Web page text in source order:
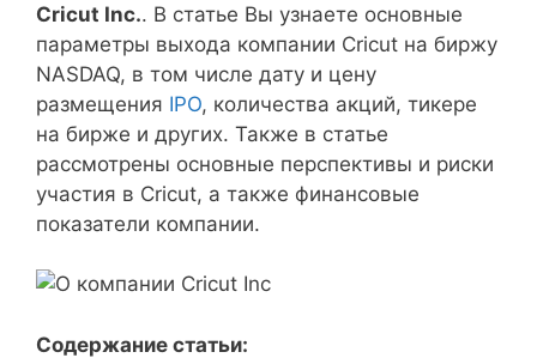
Cricut Inc.. В статье Вы узнаете основные
параметры выхода компании Cricut на биржу
NASDAQ, в том числе дату и цену
размещения IPO, количества акций, тикере
на бирже и других. Также в статье
рассмотрены основные перспективы и риски
участия в Cricut, а также финансовые
показатели компании.
Содержание статьи: